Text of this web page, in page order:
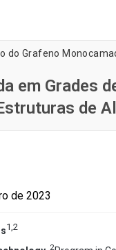
em Grades
de
de 2023
1,2
2